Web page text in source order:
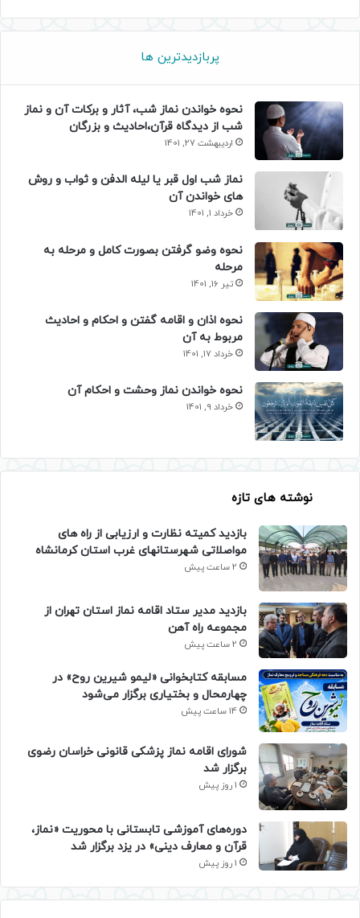
پربازدیدترین ها
نحوه خواندن نماز شب، آثار و برکات آن و نماز
شب از دیدگاه قرآن،احادیث و بزرگان
اردیبهشت 27, 1401
نماز شب اول قبر یا لیله الدفن و ثواب و روش
های خواندن آن
خرداد 1, 1401
نحوه وضو گرفتن بصورت کامل و مرحله به
مرحله
تیر 16, 1401
نحوه اذان و اقامه گفتن و احکام و احادیث
مربوط به آن
خرداد 17, 1401
نحوه خواندن نماز وحشت و احکام آن
خرداد 9, 1401
نوشته های تازه
بازدید کمیته نظارت و ارزیابی از راه های
مواصلاتی شهرستانهای غرب استان کرمانشاه
2 ساعت پیش
بازدید مدیر ستاد اقامه نماز استان تهران از
مجموعه راه آهن
2 ساعت پیش
مسابقه کتابخوانی «لیمو شیرین روح» در
چهارمحال و بختیاری برگزار می‌شود
14 ساعت پیش
شورای اقامه نماز پزشکی قانونی خراسان رضوی
برگزار شد
1 روز پیش
دوره‌های آموزشی تابستانی با محوریت «نماز،
قرآن و معارف دینی» در یزد برگزار شد
1 روز پیش